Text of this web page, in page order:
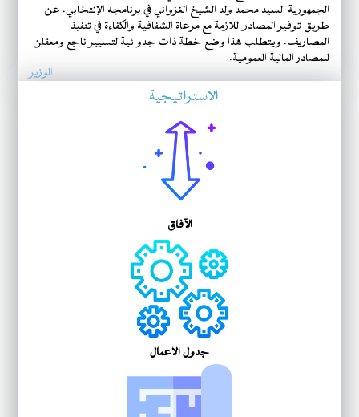
الجمهورية السيد محمد ولد الشيخ الغزواني في برنامجه الإنتخابي. عن
طريق توفير المصادر اللازمة مع مرعاة الشفافية والكفاءة في تنفيذ
المصاريف. ويتطلب هذا وضع خطة ذات جدوائية لتسيير ناجع ومعقلن
للمصادر المالية العمومية.
الوزير
الاستراتيجية
الآفاق
جدول الأعمال